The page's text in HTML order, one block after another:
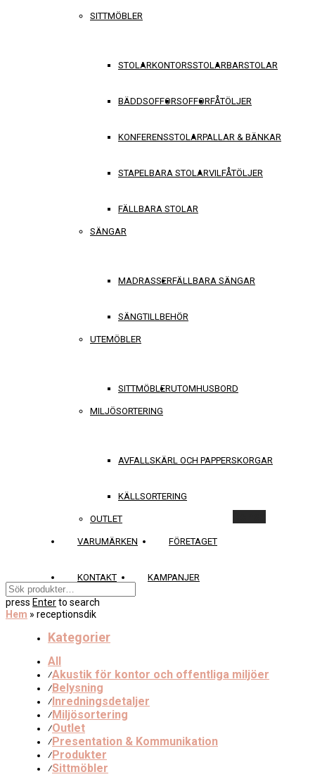
SITTMÖBLER
STOLARKONTORSSTOLARBARSTOLAR
BÄDDSOFFORSOFFORFÅTÖLJER
KONFERENSSTOLARPALLAR & BÄNKAR
STAPELBARA STOLARVILFÅTÖLJER
FÄLLBARA STOLAR
SÄNGAR
MADRASSERFÄLLBARA SÄNGAR
SÄNGTILLBEHÖR
UTEMÖBLER
SITTMÖBLERUTOMHUSBORD
MILJÖSORTERING
AVFALLSKÄRL OCH PAPPERSKORGAR
KÄLLSORTERING
OUTLET
VARUMÄRKEN FÖRETAGET
KONTAKT KAMPANJER
press Enterto search
Hem » receptionsdik
Kategorier
All
⁄Akustik för kontor och offentliga miljöer
⁄Belysning
⁄Inredningsdetaljer
⁄Miljösortering
⁄Outlet
⁄Presentation & Kommunikation
⁄Produkter
⁄Sittmöbler